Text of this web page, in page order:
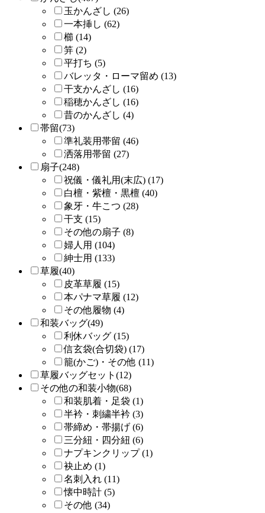
玉かんざし (26)
一本挿し (62)
櫛 (14)
笄 (2)
平打ち (5)
バレッタ・ローマ留め (13)
干支かんざし (16)
稲穂かんざし (16)
昔のかんざし (4)
帯留(73)
準礼装用帯留 (46)
洒落用帯留 (27)
扇子(248)
祝儀・儀礼用(末広) (17)
白檀・紫檀・黒檀 (40)
象牙・牛こつ (28)
干支 (15)
その他の扇子 (8)
婦人用 (104)
紳士用 (133)
草履(40)
皮革草履 (15)
本パナマ草履 (12)
その他履物 (4)
和装バッグ(49)
利休バッグ (15)
信玄袋(合切袋) (17)
籠(かご)・その他 (11)
草履バッグセット(12)
その他の和装小物(68)
和装肌着・足袋 (1)
半衿・刺繍半衿 (3)
帯締め・帯揚げ (6)
三分紐・四分紐 (6)
ナプキンクリップ (1)
袂止め (1)
名刺入れ (11)
懐中時計 (5)
その他 (34)